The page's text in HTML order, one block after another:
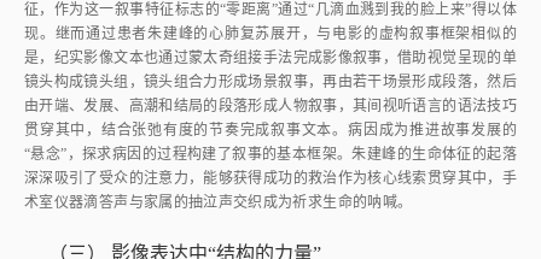
征，作为这一叙事特征标志的“零距离”通过“几滴血溅到我的脸上来”得以体
现。继而通过患者朱建峰的心肺复苏展开，与电影的虚构叙事框架相似的
是，纪实影像文本也通过蒙太奇组接手法完成影像叙事，借助视觉呈现的单
镜头构成镜头组，镜头组合力形成场景叙事，再由若干场景形成段落，然后
由开端、发展、高潮和结局的段落形成人物叙事，其间视听语言的语法技巧
贯穿其中，结合张弛有度的节奏完成叙事文本。病因成为推进故事发展的
“悬念”，探求病因的过程构建了叙事的基本框架。朱建峰的生命体征的起落
深深吸引了受众的注意力，能够获得成功的救治作为核心线索贯穿其中，手
术室仪器滴答声与家属的抽泣声交织成为祈求生命的呐喊。
（三） 影像表达中“结构的力量”